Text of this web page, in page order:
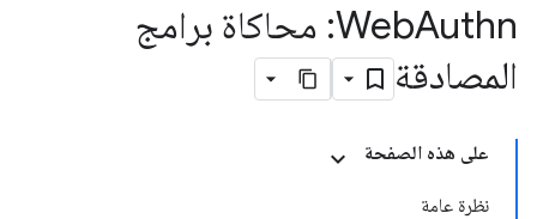
WebAuthn: محاكاة برامج
المصادقة
على هذه الصفحة
نظرة عامة